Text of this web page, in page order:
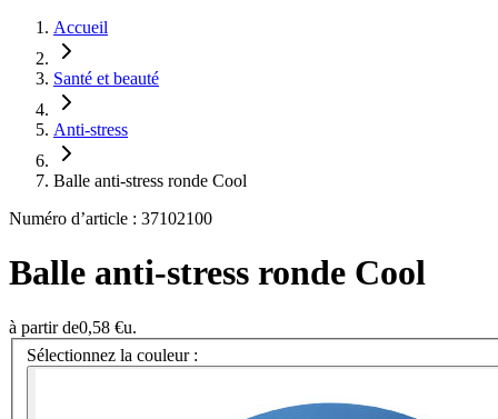
Accueil
Santé et beauté
Anti-stress
Balle anti-stress ronde Cool
Numéro d’article : 37102100
Balle anti-stress ronde Cool
à partir de0,58 €u.
Sélectionnez la couleur :